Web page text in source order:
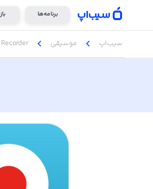
برنامه‌ها
سیب‌اپ chevron_left موسیقی chevron_left